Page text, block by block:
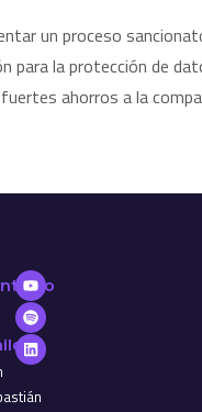
un proceso
para la protección de
ahorros a la